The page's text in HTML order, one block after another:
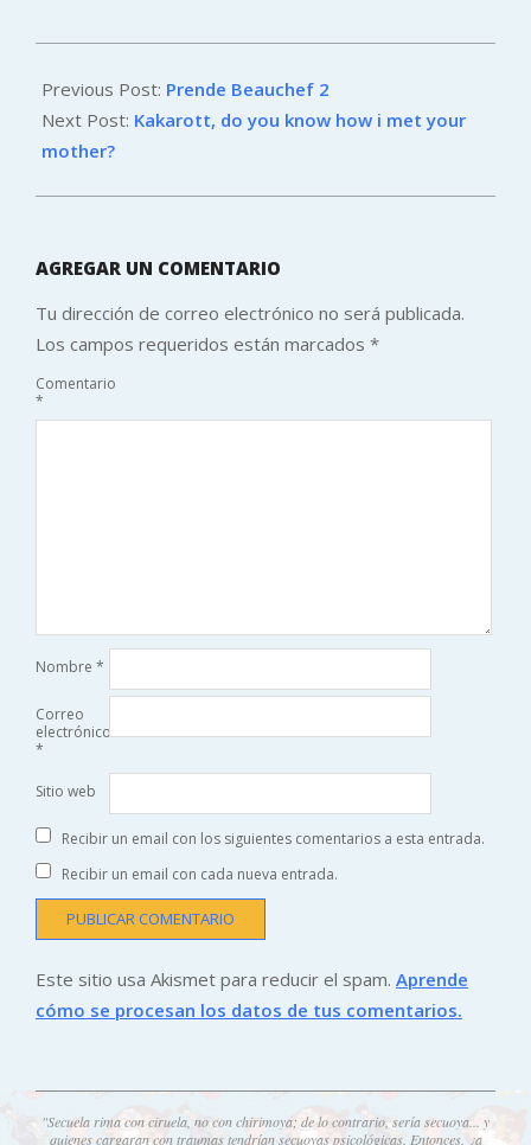
04-
02
Previous Post: Prende Beauchef 2
Next Post: Kakarott, do you know how i met your
mother?
AGREGAR UN COMENTARIO
Tu dirección de correo electrónico no será publicada.
Los campos requeridos están marcados *
Comentario
*
Nombre *
Correo
electrónico
*
Sitio web
Recibir un email con los siguientes comentarios a esta entrada.
Recibir un email con cada nueva entrada.
Este sitio usa Akismet para reducir el spam. Aprende
cómo se procesan los datos de tus comentarios.
"Secuela rima con ciruela, no con chirimoya; de lo contrario, sería secuoya... y
quienes cargaran con traumas tendrían secuoyas psicológicas. Entonces, ¿a